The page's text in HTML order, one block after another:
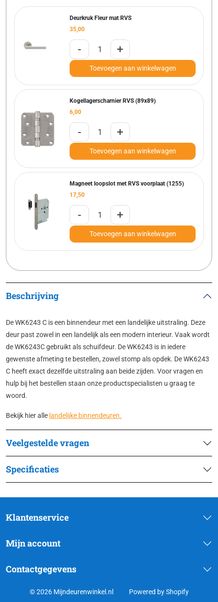
Deurkruk Fleur mat RVS
35,00
- +
Toevoegen aan winkelwagen
Kogellagerscharnier RVS (89x89)
6,00
- +
Toevoegen aan winkelwagen
Magneet loopslot met RVS voorplaat (1255)
17,50
- +
Toevoegen aan winkelwagen
Beschrijving
De WK6243 C is een binnendeur met een landelijke uitstraling. Deze
deur past zowel in een landelijk als een modern interieur. Vaak wordt
de WK6243C gebruikt als schuifdeur. De WK6243 is in iedere
gewenste afmeting te bestellen, zowel stomp als opdek. De WK6243
C heeft exact dezelfde uitstraling aan beide zijden. Voor vragen en
hulp bij het bestellen staan onze productspecialisten u graag te
woord.
Bekijk hier alle landelijke binnendeuren.
Veelgestelde vragen
Specificaties
Klantenservice
Mijn account
Contactgegevens
© 2026 Mijndeurenwinkel.nl Powered by Shopify